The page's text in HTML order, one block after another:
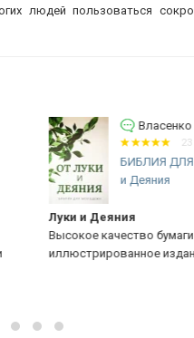
людей пользоваться
Виталий Викторович
апреля 2025 09:35
МОЛОДЕЖИ. От Луки
печати! Красивое
Самое то, для благовестия!